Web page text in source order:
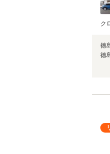
ク
徳
徳